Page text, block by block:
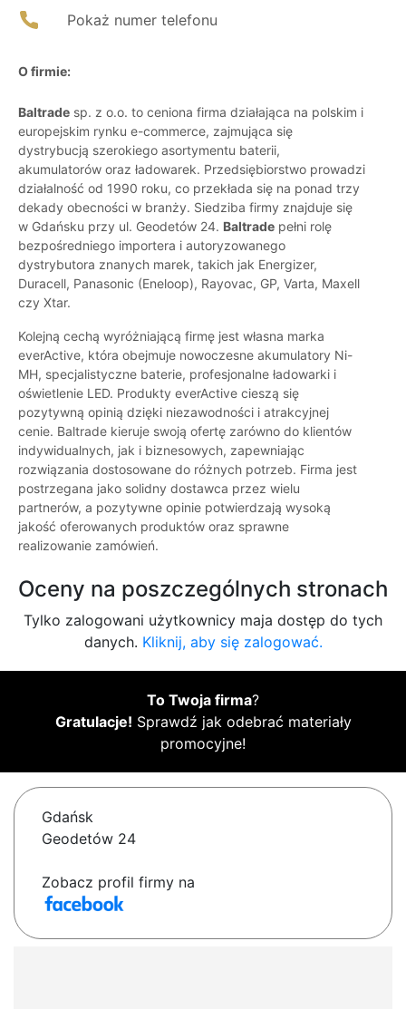
Pokaż numer telefonu
O firmie:
Baltrade sp. z o.o. to ceniona firma działająca na polskim i
europejskim rynku e-commerce, zajmująca się
dystrybucją szerokiego asortymentu baterii,
akumulatorów oraz ładowarek. Przedsiębiorstwo prowadzi
działalność od 1990 roku, co przekłada się na ponad trzy
dekady obecności w branży. Siedziba firmy znajduje się
w Gdańsku przy ul. Geodetów 24. Baltrade pełni rolę
bezpośredniego importera i autoryzowanego
dystrybutora znanych marek, takich jak Energizer,
Duracell, Panasonic (Eneloop), Rayovac, GP, Varta, Maxell
czy Xtar.
Kolejną cechą wyróżniającą firmę jest własna marka
everActive, która obejmuje nowoczesne akumulatory Ni-
MH, specjalistyczne baterie, profesjonalne ładowarki i
oświetlenie LED. Produkty everActive cieszą się
pozytywną opinią dzięki niezawodności i atrakcyjnej
cenie. Baltrade kieruje swoją ofertę zarówno do klientów
indywidualnych, jak i biznesowych, zapewniając
rozwiązania dostosowane do różnych potrzeb. Firma jest
postrzegana jako solidny dostawca przez wielu
partnerów, a pozytywne opinie potwierdzają wysoką
jakość oferowanych produktów oraz sprawne
realizowanie zamówień.
Oceny na poszczególnych stronach
Tylko zalogowani użytkownicy maja dostęp do tych
danych. Kliknij, aby się zalogować.
To Twoja firma?
Gratulacje! Sprawdź jak odebrać materiały
promocyjne!
Gdańsk
Geodetów 24
Zobacz profil firmy na